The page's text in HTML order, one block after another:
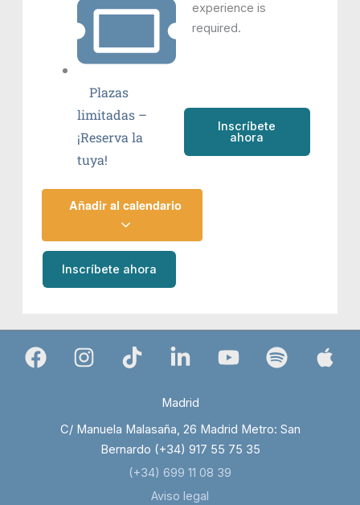
Plazas
limitadas –
¡Reserva la
tuya!
Inscríbete ahora
experience is
required.
Inscríbete
ahora
Madrid
C/ Manuela Malasaña, 26 Madrid Metro: San
Bernardo (+34) 917 55 75 35
(+34) 699 11 08 39
Aviso legal